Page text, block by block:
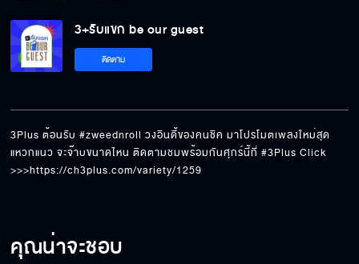
พี่พระเอกกับเด็กหมาในกอง มาอ้อนแฟนๆ ครับ
3+รับแขก be our guest
ติดตาม
3Plus ต้อนรับ #zweednroll วงอินดี้ของคนชิค มาโปรโมตเพลงใหม่สุด
แหวกแนว จะจ๊าบขนาดไหน ติดตามชมพร้อมกันศุกร์นี้ที่ #3Plus Click
>>>https://ch3plus.com/variety/1259
คุณน่าจะชอบ